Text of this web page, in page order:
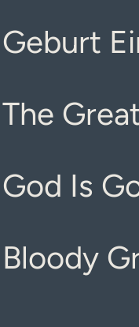
Geburt
The
God Is
Bloody